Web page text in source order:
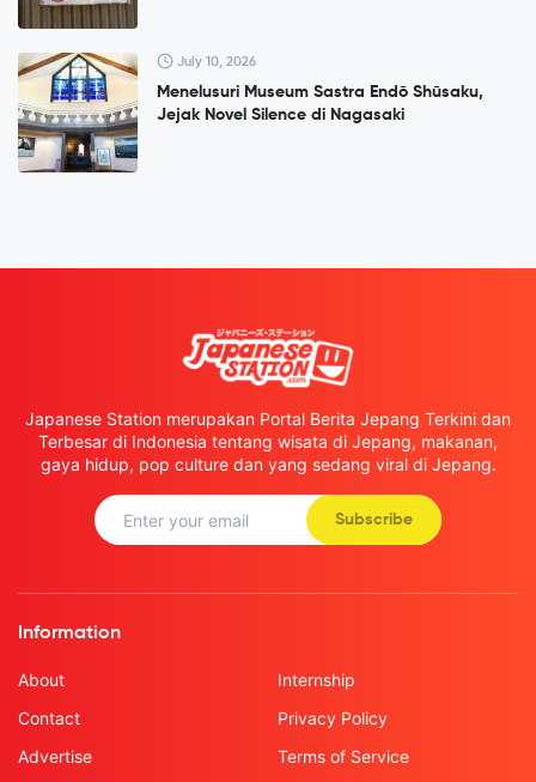
July 10, 2026
Menelusuri Museum Sastra Endō Shūsaku,
Jejak Novel Silence di Nagasaki
Japanese Station merupakan Portal Berita Jepang Terkini dan
Terbesar di Indonesia tentang wisata di Jepang, makanan,
gaya hidup, pop culture dan yang sedang viral di Jepang.
Subscribe
Information
About
Contact
Advertise
Internship
Privacy Policy
Terms of Service